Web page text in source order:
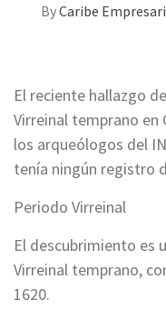
ByCaribe
El reciente hallazgo
Virreinal temprano en
los arqueólogos del
tenía ningún registro
Periodo Virreinal
El descubrimiento es
Virreinal temprano,
1620.